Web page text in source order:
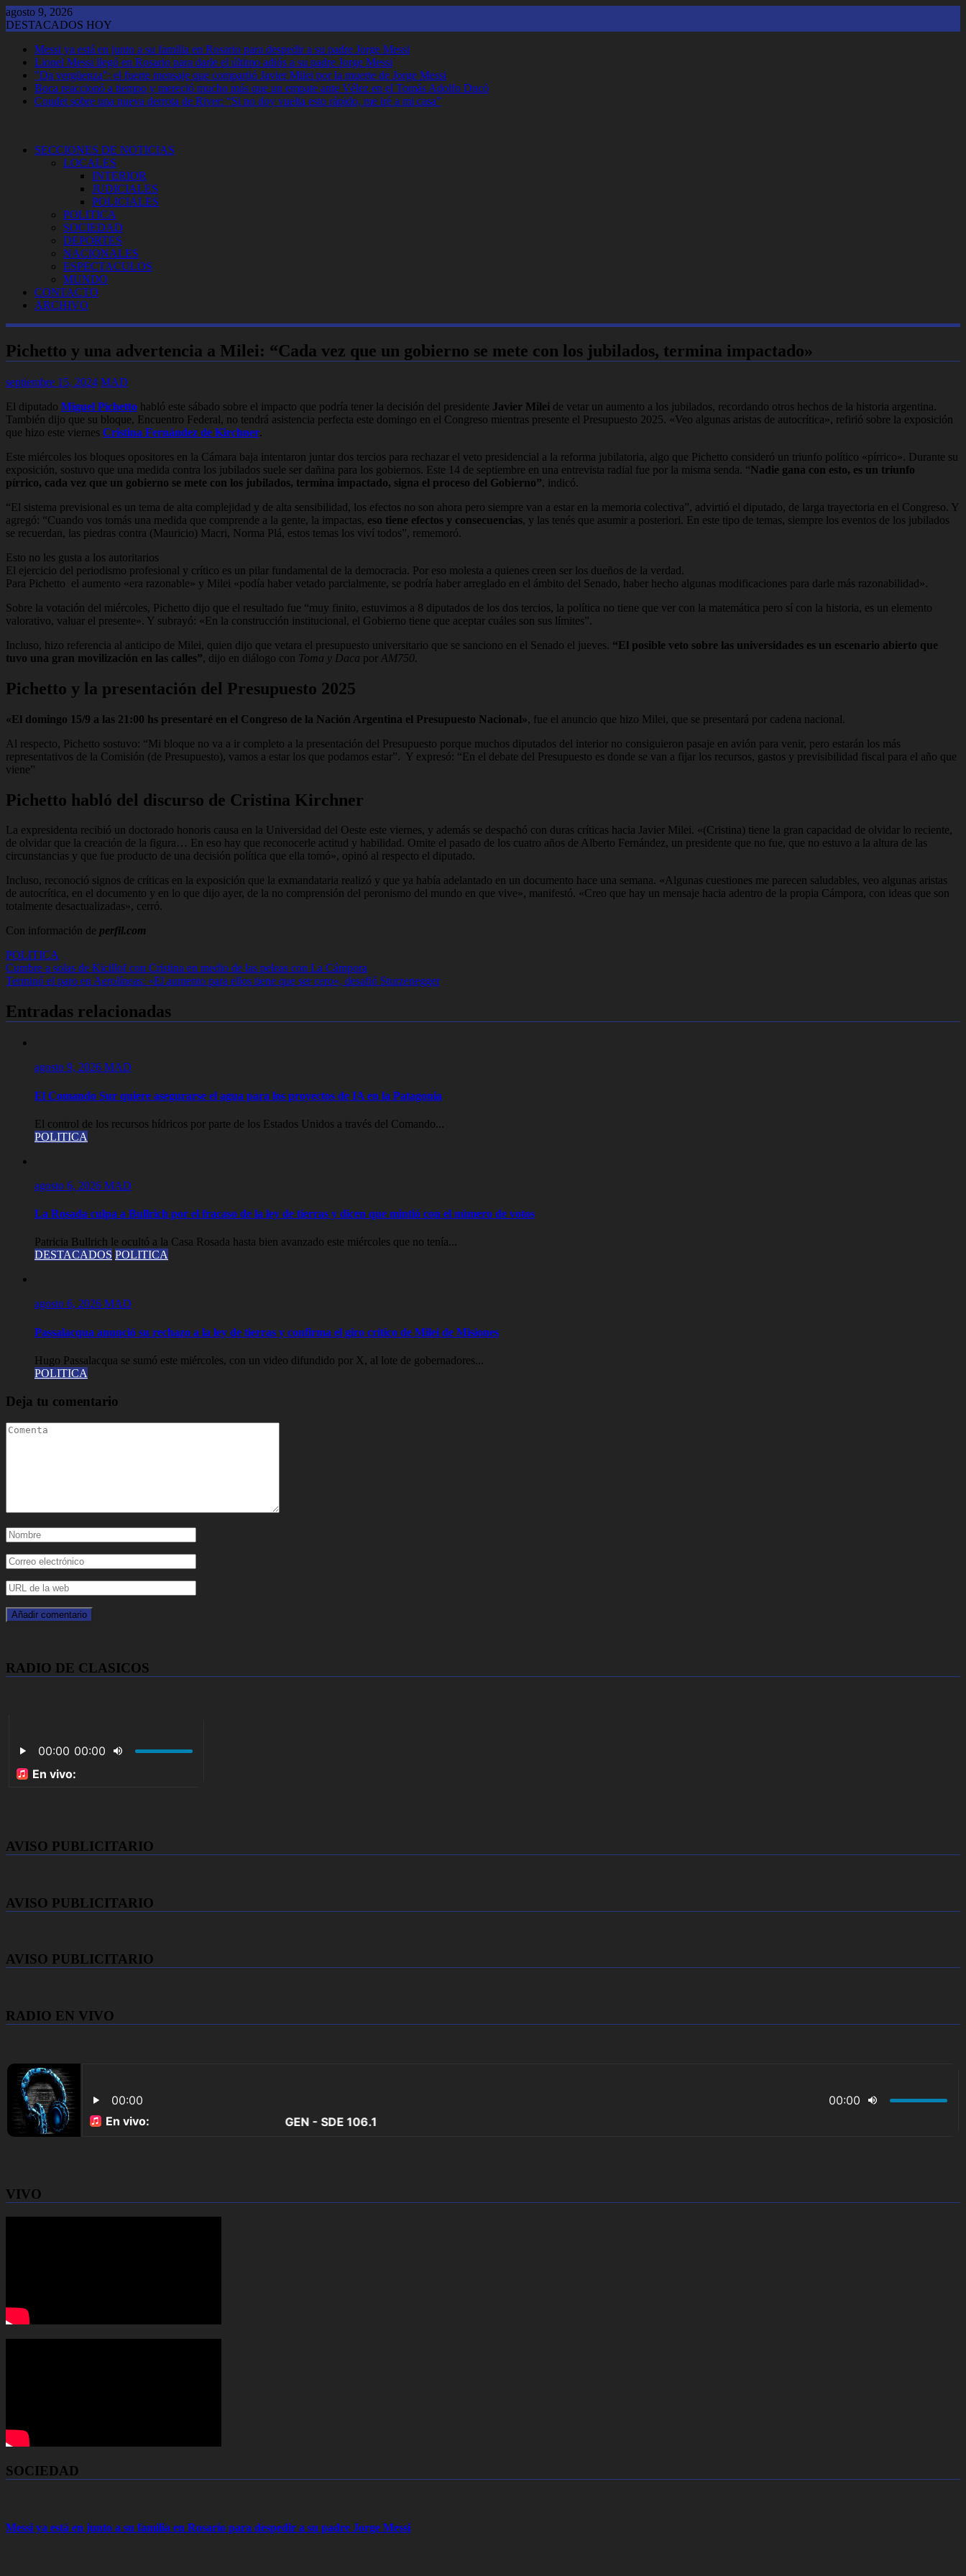
Saltar
al
agosto 9, 2026
DESTACADOS HOY
Messi ya está en junto a su familia en Rosario para despedir a su padre Jorge Messi
Lionel Messi llegó en Rosario para darle el último adiós a su padre Jorge Messi
"Da vergüenza": el fuerte mensaje que compartió Javier Milei por la muerte de Jorge Messi
Boca reaccionó a tiempo y mereció mucho más que un empate ante Vélez en el Tomás Adolfo Ducó
Coudet sobre una nueva derrota de River: “Si no doy vuelta esto rápido, me iré a mi casa”
SECCIONES DE NOTICIAS
LOCALES
INTERIOR
JUDICIALES
POLICIALES
POLITICA
SOCIEDAD
DEPORTES
NACIONALES
ESPECTACULOS
MUNDO
CONTACTO
ARCHIVO
Pichetto y una advertencia a Milei: “Cada vez que un gobierno se mete con los jubilados, termina impactado»
septiembre 15, 2024 MAD
El diputado Miguel Pichetto habló este sábado sobre el impacto que podría tener la decisión del presidente Javier Milei de vetar un aumento a los jubilados, recordando otros hechos de la historia argentina.
También dijo que su bloque, Encuentro Federal, no tendrá asistencia perfecta este domingo en el Congreso mientras presente el Presupuesto 2025. «Veo algunas aristas de autocrítica», refirió sobre la exposición
que hizo este viernes Cristina Fernández de Kirchner.
Este miércoles los bloques opositores en la Cámara baja intentaron juntar dos tercios para rechazar el veto presidencial a la reforma jubilatoria, algo que Pichetto consideró un triunfo político «pírrico». Durante su
exposición, sostuvo que una medida contra los jubilados suele ser dañina para los gobiernos. Este 14 de septiembre en una entrevista radial fue por la misma senda. “Nadie gana con esto, es un triunfo
pírrico, cada vez que un gobierno se mete con los jubilados, termina impactado, signa el proceso del Gobierno”, indicó.
“El sistema previsional es un tema de alta complejidad y de alta sensibilidad, los efectos no son ahora pero siempre van a estar en la memoria colectiva”, advirtió el diputado, de larga trayectoria en el Congreso. Y
agregó: “Cuando vos tomás una medida que comprende a la gente, la impactas, eso tiene efectos y consecuencias, y las tenés que asumir a posteriori. En este tipo de temas, siempre los eventos de los jubilados
se recuerdan, las piedras contra (Mauricio) Macri, Norma Plá, estos temas los viví todos”, rememoró.
Esto no les gusta a los autoritarios
El ejercicio del periodismo profesional y crítico es un pilar fundamental de la democracia. Por eso molesta a quienes creen ser los dueños de la verdad.
Para Pichetto el aumento «era razonable» y Milei «podía haber vetado parcialmente, se podría haber arreglado en el ámbito del Senado, haber hecho algunas modificaciones para darle más razonabilidad».
Sobre la votación del miércoles, Pichetto dijo que el resultado fue “muy finito, estuvimos a 8 diputados de los dos tercios, la política no tiene que ver con la matemática pero sí con la historia, es un elemento
valorativo, valuar el presente». Y subrayó: «En la construcción institucional, el Gobierno tiene que aceptar cuáles son sus límites”.
Incluso, hizo referencia al anticipo de Milei, quien dijo que vetara el presupuesto universitario que se sanciono en el Senado el jueves. “El posible veto sobre las universidades es un escenario abierto que
tuvo una gran movilización en las calles”, dijo en diálogo con Toma y Daca por AM750.
Pichetto y la presentación del Presupuesto 2025
«El domingo 15/9 a las 21:00 hs presentaré en el Congreso de la Nación Argentina el Presupuesto Nacional», fue el anuncio que hizo Milei, que se presentará por cadena nacional.
Al respecto, Pichetto sostuvo: “Mi bloque no va a ir completo a la presentación del Presupuesto porque muchos diputados del interior no consiguieron pasaje en avión para venir, pero estarán los más
representativos de la Comisión (de Presupuesto), vamos a estar los que podamos estar”. Y expresó: “En el debate del Presupuesto es donde se van a fijar los recursos, gastos y previsibilidad fiscal para el año que
viene”
Pichetto habló del discurso de Cristina Kirchner
La expresidenta recibió un doctorado honoris causa en la Universidad del Oeste este viernes, y además se despachó con duras críticas hacia Javier Milei. «(Cristina) tiene la gran capacidad de olvidar lo reciente,
de olvidar que la creación de la figura… En eso hay que reconocerle actitud y habilidad. Omite el pasado de los cuatro años de Alberto Fernández, un presidente que no fue, que no estuvo a la altura de las
circunstancias y que fue producto de una decisión política que ella tomó», opinó al respecto el diputado.
Incluso, reconoció signos de críticas en la exposición que la exmandataria realizó y que ya había adelantado en un documento hace una semana. «Algunas cuestiones me parecen saludables, veo algunas aristas
de autocrítica, en el documento y en lo que dijo ayer, de la no comprensión del peronismo del mundo en que vive», manifestó. «Creo que hay un mensaje hacia adentro de la propia Cámpora, con ideas que son
totalmente desactualizadas», cerró.
Con información de perfil.com
POLITICA
Navegación
de
entradas
Cumbre a solas de Kicillof con Cristina en medio de las peleas con La Cámpora
Terminó el paro en Aerolíneas: «El aumento para ellos tiene que ser cero», desafió Sturzenegger
Entradas relacionadas
agosto 9, 2026 MAD
El Comando Sur quiere asegurarse el agua para los proyectos de IA en la Patagonia
El control de los recursos hídricos por parte de los Estados Unidos a través del Comando...
POLITICA
agosto 6, 2026 MAD
La Rosada culpa a Bullrich por el fracaso de la ley de tierras y dicen que mintió con el número de votos
Patricia Bullrich le ocultó a la Casa Rosada hasta bien avanzado este miércoles que no tenía...
DESTACADOS POLITICA
agosto 6, 2026 MAD
Passalacqua anunció su rechazo a la ley de tierras y confirma el giro crítico de Milei de Misiones
Hugo Passalacqua se sumó este miércoles, con un video difundido por X, al lote de gobernadores...
POLITICA
Deja tu comentario
RADIO DE CLASICOS
AVISO PUBLICITARIO
AVISO PUBLICITARIO
AVISO PUBLICITARIO
RADIO EN VIVO
VIVO
SOCIEDAD
Messi ya está en junto a su familia en Rosario para despedir a su padre Jorge Messi